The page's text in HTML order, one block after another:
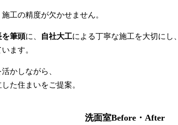
工の精度が欠かせません。
を筆頭に、 自社大工による丁寧な施工を大切にし、
ます。
かしながら、
た住まいをご提案。
洗面室Before・After